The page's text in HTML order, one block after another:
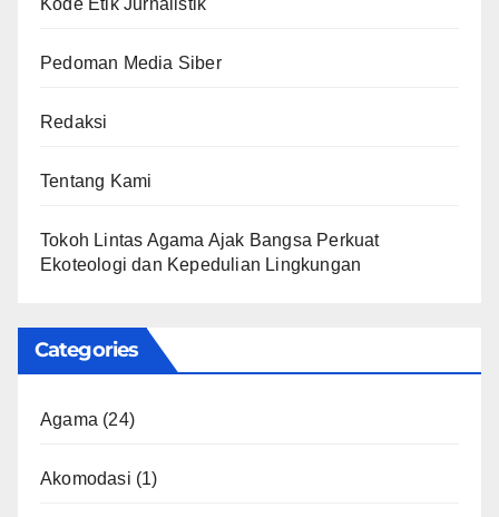
Kode Etik Jurnalistik
Pedoman Media Siber
Redaksi
Tentang Kami
Tokoh Lintas Agama Ajak Bangsa Perkuat
Ekoteologi dan Kepedulian Lingkungan
Categories
Agama (24)
Akomodasi (1)